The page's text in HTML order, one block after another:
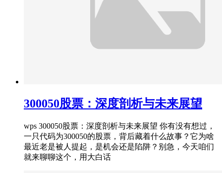
300050股票：深度剖析与未来展望
wps 300050股票：深度剖析与未来展望 你有没有想过，
一只代码为300050的股票，背后藏着什么故事？它为啥
最近老是被人提起，是机会还是陷阱？别急，今天咱们
就来聊聊这个，用大白话